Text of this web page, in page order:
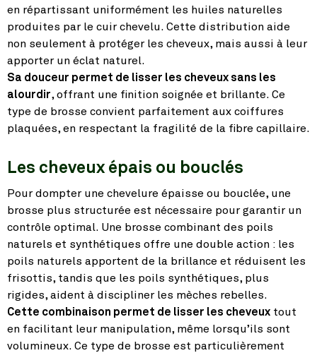
en répartissant uniformément les huiles naturelles
produites par le cuir chevelu. Cette distribution aide
non seulement à protéger les cheveux, mais aussi à leur
apporter un éclat naturel.
Sa douceur permet de lisser les cheveux sans les
alourdir, offrant une finition soignée et brillante. Ce
type de brosse convient parfaitement aux coiffures
plaquées, en respectant la fragilité de la fibre capillaire.
Les cheveux épais ou bouclés
Pour dompter une chevelure épaisse ou bouclée, une
brosse plus structurée est nécessaire pour garantir un
contrôle optimal. Une brosse combinant des poils
naturels et synthétiques offre une double action : les
poils naturels apportent de la brillance et réduisent les
frisottis, tandis que les poils synthétiques, plus
rigides, aident à discipliner les mèches rebelles.
Cette combinaison permet de lisser les cheveux tout
en facilitant leur manipulation, même lorsqu’ils sont
volumineux. Ce type de brosse est particulièrement